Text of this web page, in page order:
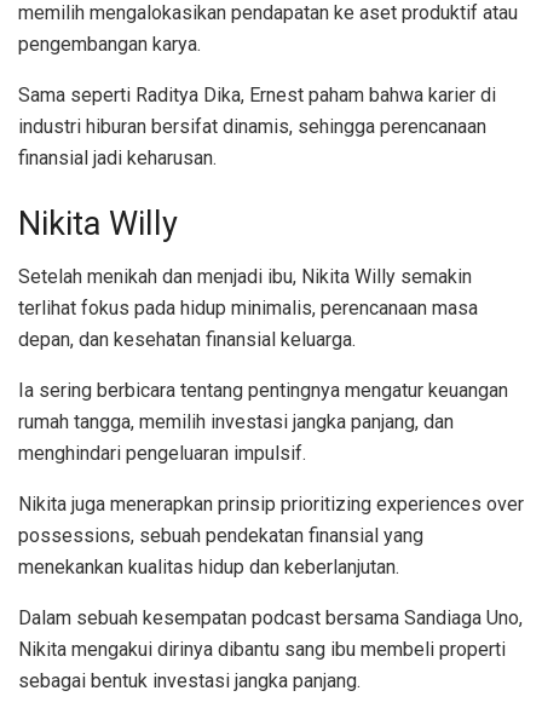
memilih mengalokasikan pendapatan ke aset produktif atau
pengembangan karya.
Sama seperti Raditya Dika, Ernest paham bahwa karier di
industri hiburan bersifat dinamis, sehingga perencanaan
finansial jadi keharusan.
Nikita Willy
Setelah menikah dan menjadi ibu, Nikita Willy semakin
terlihat fokus pada hidup minimalis, perencanaan masa
depan, dan kesehatan finansial keluarga.
Ia sering berbicara tentang pentingnya mengatur keuangan
rumah tangga, memilih investasi jangka panjang, dan
menghindari pengeluaran impulsif.
Nikita juga menerapkan prinsip prioritizing experiences over
possessions, sebuah pendekatan finansial yang
menekankan kualitas hidup dan keberlanjutan.
Dalam sebuah kesempatan podcast bersama Sandiaga Uno,
Nikita mengakui dirinya dibantu sang ibu membeli properti
sebagai bentuk investasi jangka panjang.